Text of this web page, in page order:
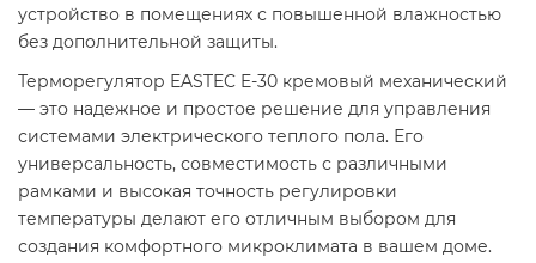
устройство в помещениях с повышенной влажностью
без дополнительной защиты.​
Терморегулятор EASTEC E-30 кремовый механический
— это надежное и простое решение для управления
системами электрического теплого пола. Его
универсальность, совместимость с различными
рамками и высокая точность регулировки
температуры делают его отличным выбором для
создания комфортного микроклимата в вашем доме.​